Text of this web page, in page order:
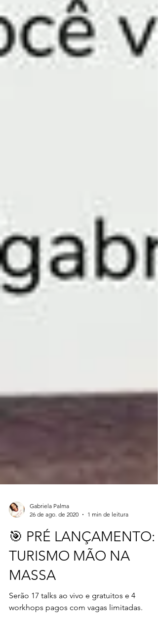
26 de ago. de 2020
1 min de leitura
🎯 PRÉ LANÇAMENTO:
TURISMO MÃO NA
MASSA
Serão 17 talks ao vivo e gratuitos e 4